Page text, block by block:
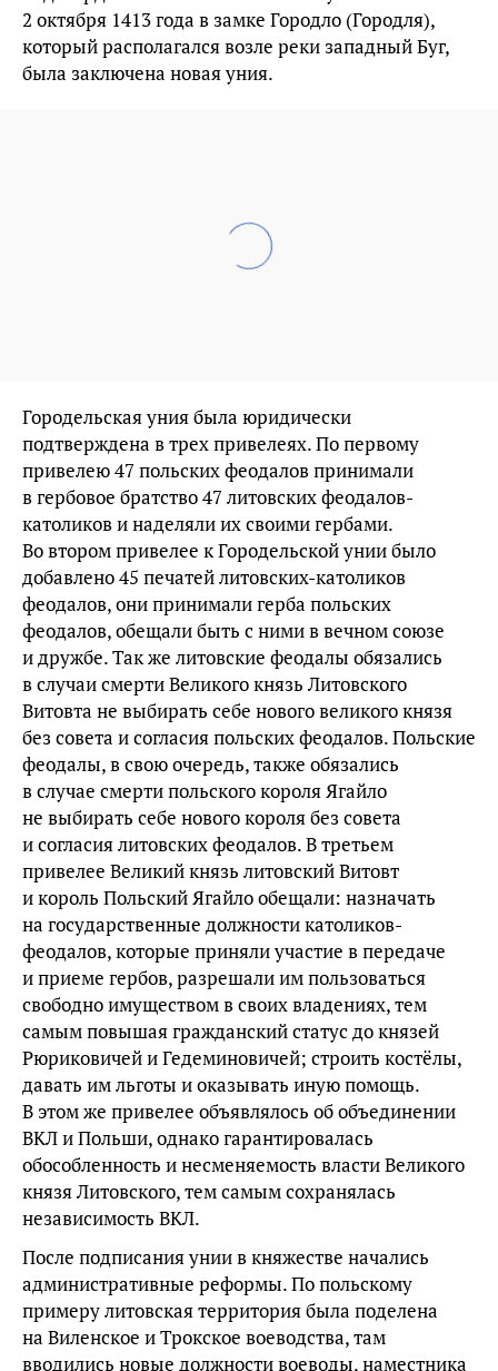
2 октября 1413 года в замке Городло (Городля),
который располагался возле реки западный Буг,
была заключена новая уния.
Городельская уния была юридически
подтверждена в трех привелеях. По первому
привелею 47 польских феодалов принимали
в гербовое братство 47 литовских феодалов-
католиков и наделяли их своими гербами.
Во втором привелее к Городельской унии было
добавлено 45 печатей литовских-католиков
феодалов, они принимали герба польских
феодалов, обещали быть с ними в вечном союзе
и дружбе. Так же литовские феодалы обязались
в случаи смерти Великого князь Литовского
Витовта не выбирать себе нового великого князя
без совета и согласия польских феодалов. Польские
феодалы, в свою очередь, также обязались
в случае смерти польского короля Ягайло
не выбирать себе нового короля без совета
и согласия литовских феодалов. В третьем
привелее Великий князь литовский Витовт
и король Польский Ягайло обещали: назначать
на государственные должности католиков-
феодалов, которые приняли участие в передаче
и приеме гербов, разрешали им пользоваться
свободно имуществом в своих владениях, тем
самым повышая гражданский статус до князей
Рюриковичей и Гедеминовичей; строить костёлы,
давать им льготы и оказывать иную помощь.
В этом же привелее объявлялось об объединении
ВКЛ и Польши, однако гарантировалась
обособленность и несменяемость власти Великого
князя Литовского, тем самым сохранялась
независимость ВКЛ.
После подписания унии в княжестве начались
административные реформы. По польскому
примеру литовская территория была поделена
на Виленское и Трокское воеводства, там
вводились новые должности воеводы, наместника